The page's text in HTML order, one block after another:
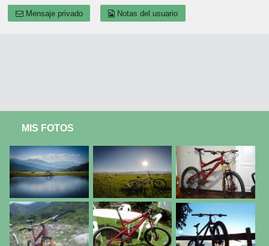
Mensaje privado Notas del usuario
MIS FOTOS